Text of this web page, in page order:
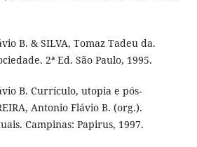
B. & SILVA, Tomaz Tadeu da.
2ª Ed. São Paulo, 1995.
B. Currículo, utopia e pós-
Antonio Flávio B. (org.).
Campinas: Papirus, 1997.